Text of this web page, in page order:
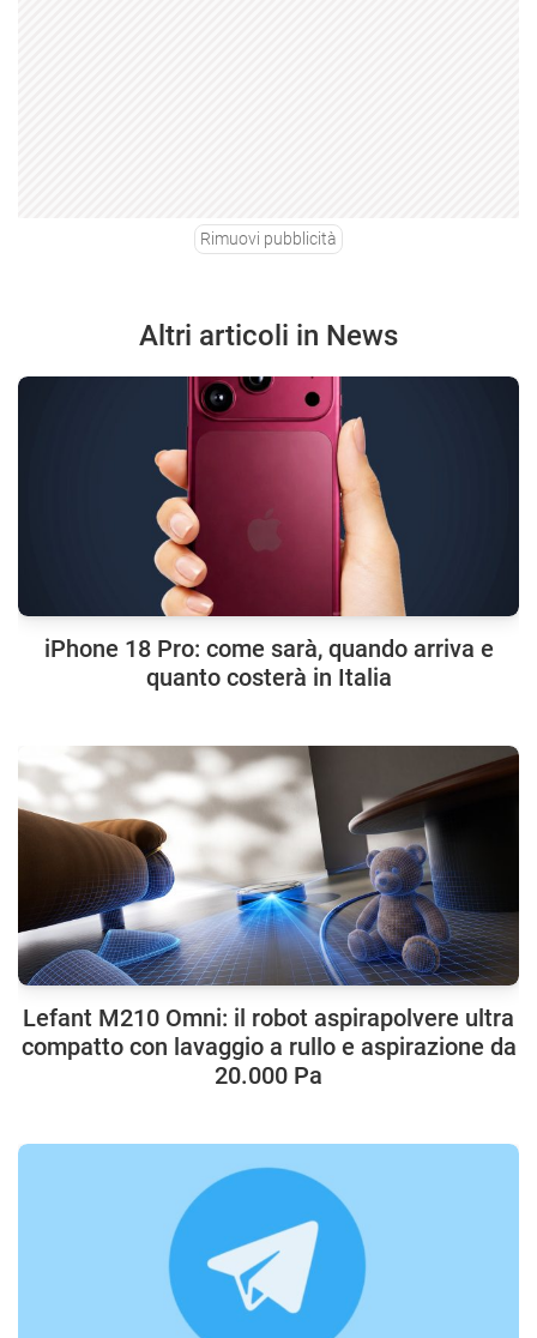
Rimuovi pubblicità
Altri articoli in News
iPhone 18 Pro: come sarà, quando arriva e
quanto costerà in Italia
Lefant M210 Omni: il robot aspirapolvere ultra
compatto con lavaggio a rullo e aspirazione da
20.000 Pa